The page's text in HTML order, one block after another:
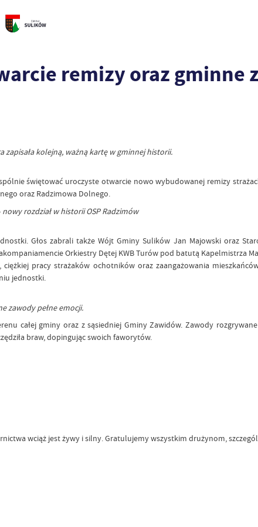
remizy oraz gminne
zapisała kolejną, ważną kartę w gminnej historii.
świętować uroczyste otwarcie nowo wybudowanej remizy
oraz Radzimowa Dolnego.
rozdział w historii OSP Radzimów
Głos zabrali także Wójt Gminy Sulików Jan Majowski oraz
Orkiestry Dętej KWB Turów pod batutą Kapelmistrza
pracy strażaków ochotników oraz zaangażowania
jednostki.
zawody pełne emocji.
całej gminy oraz z sąsiedniej Gminy Zawidów. Zawody
braw, dopingując swoich faworytów.
wciąż jest żywy i silny. Gratulujemy wszystkim drużynom,